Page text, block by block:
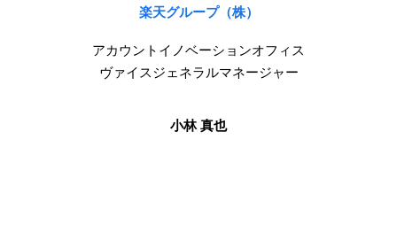
楽天グループ（株）
アカウントイノベーションオフィス
ヴァイスジェネラルマネージャー
小林 真也